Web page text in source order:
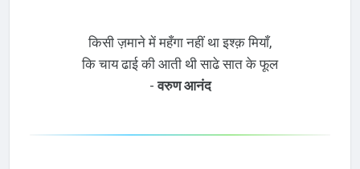
किसी ज़माने में महँगा नहीं था इश्क़ मियाँ,
कि चाय ढाई की आती थी साढे सात के फूल
-वरुण आनंद